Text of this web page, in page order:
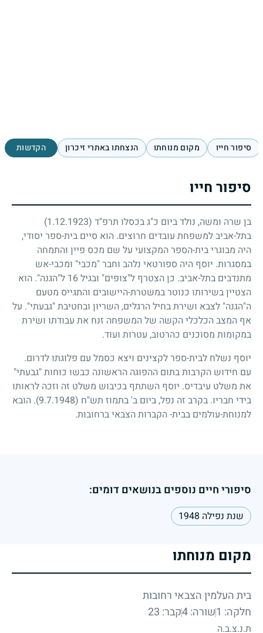
סיפור חייו מקום מנוחתו הנצחתו באתרי זיכרון הקדשות
סיפור חייו
בן שרה ומשה, נולד ביום כ"ג בכסלו תרפ"ד (1.12.1923)
בתל-אביב למשפחת עובדים חרוצים. הוא סיים בית-ספר יסודי,
היה מבוגרי בית-הספר המקצועי על שם מכס פיין והתמחה
במסגרות. יוסף היה ספורטאי נלהב וחבר "מכבי" ומכבי-אש
מתנדבים בתל-אביב. כן הצטרף ל"צופים" ובגיל16 ל"הגנה". הוא
הצטיין בשירותו כנוטר במשטרת-היישובים והתגייס מטעם
ה"הגנה" לצבא ושירת בחיל הרגלים, השריון ובחטיבת "גבעתי". על
אף המצב הכלכלי הקשה של המשפחה זנח את עבודתו ושירת
במקומות מסוכנים כהרטוב, עטרות ועוד.
יוסף נשלח לבית-ספר לקצינים ויצא כסמל עם פלוגתו לדרום.
עם חידוש הקרבות בתום ההפוגה הראשונה כבשו כוחות "גבעתי"
את משלט עיבדיס. יוסף השתתף בכיבוש משלט זה וזכה לראותו
בידי חבריו. בקרב זה נפל, ביום ב' בתמוז תש"ח (9.7.1948)
. הובא
למנוחת-עולמים בבית- הקברות הצבאי ברחובות.
סיפורי חיים נוספים בנושאים דומים:
שנת נפילה 1948
מקום מנוחתו
בית העלמין הצבאי רחובות
חלקה: 1
שורה: 4 קבר: 23
ת.נ.צ.ב.ה